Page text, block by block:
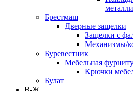
Брестмаш
Дверные защелки
Защелки с
Механизмы/
Буревестник
Мебельная
Крючки
Булат